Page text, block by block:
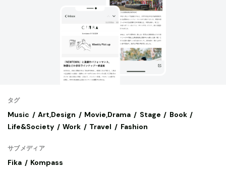
タグ
Music Art,Design Movie,Drama Stage
Book
Life&Society
Work Travel Fashion
サブメディア
Fika Kompass